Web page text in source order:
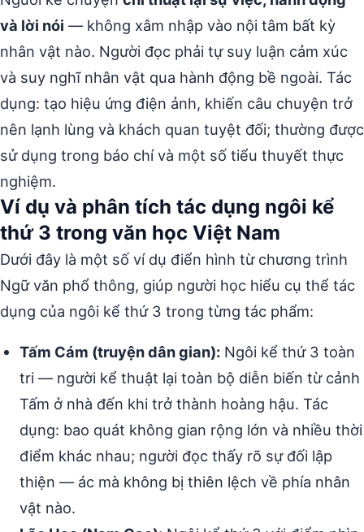
và lời nói — không xâm nhập vào nội tâm bất kỳ
nhân vật nào. Người đọc phải tự suy luận cảm xúc
và suy nghĩ nhân vật qua hành động bề ngoài. Tác
dụng: tạo hiệu ứng điện ảnh, khiến câu chuyện trở
nên lạnh lùng và khách quan tuyệt đối; thường được
sử dụng trong báo chí và một số tiểu thuyết thực
nghiệm.
Ví dụ và phân tích tác dụng ngôi kể
thứ 3 trong văn học Việt Nam
Dưới đây là một số ví dụ điển hình từ chương trình
Ngữ văn phổ thông, giúp người học hiểu cụ thể tác
dụng của ngôi kể thứ 3 trong từng tác phẩm:
Tấm Cám (truyện dân gian): Ngôi kể thứ 3 toàn
tri — người kể thuật lại toàn bộ diễn biến từ cảnh
Tấm ở nhà đến khi trở thành hoàng hậu. Tác
dụng: bao quát không gian rộng lớn và nhiều thời
điểm khác nhau; người đọc thấy rõ sự đối lập
thiện — ác mà không bị thiên lệch về phía nhân
vật nào.